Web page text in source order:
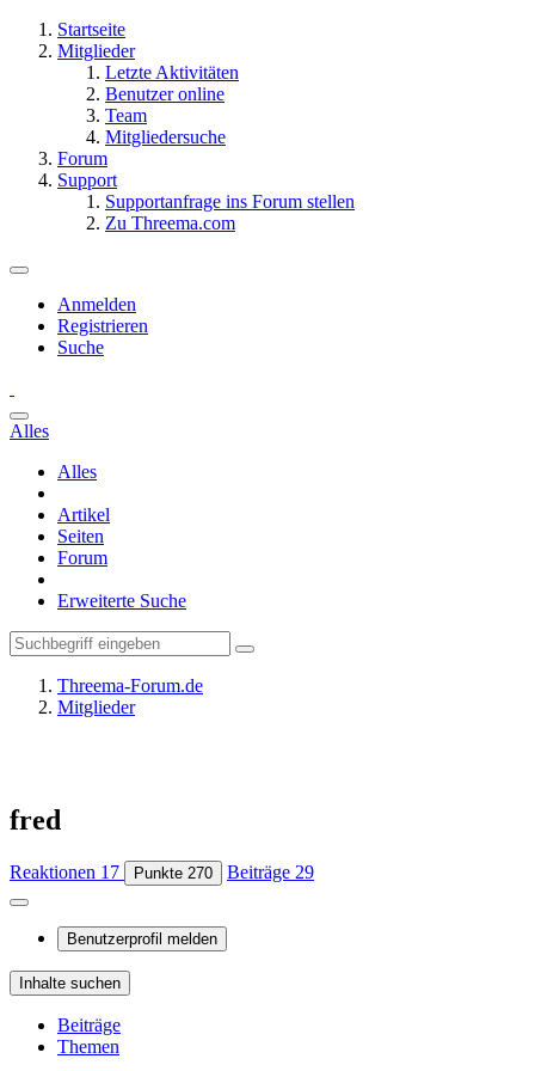
Startseite
Mitglieder
Letzte Aktivitäten
Benutzer online
Team
Mitgliedersuche
Forum
Support
Supportanfrage ins Forum stellen
Zu Threema.com
Anmelden
Registrieren
Suche
Alles
Alles
Artikel
Seiten
Forum
Erweiterte Suche
Threema-Forum.de
Mitglieder
fred
Reaktionen 17 Punkte 270 Beiträge 29
Benutzerprofil melden
Inhalte suchen
Beiträge
Themen